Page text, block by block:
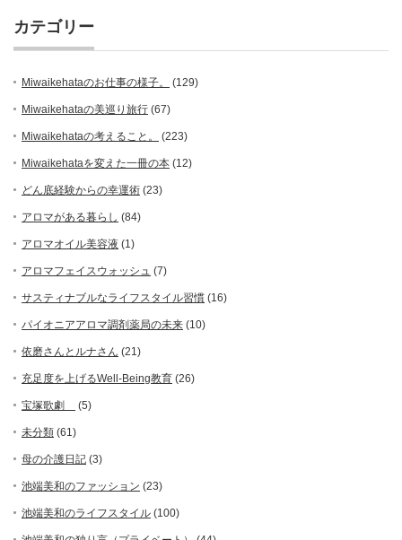
カテゴリー
Miwaikehataのお仕事の様子。 (129)
Miwaikehataの美巡り旅行 (67)
Miwaikehataの考えること。 (223)
Miwaikehataを変えた一冊の本 (12)
どん底経験からの幸運術 (23)
アロマがある暮らし (84)
アロマオイル美容液 (1)
アロマフェイスウォッシュ (7)
サスティナブルなライフスタイル習慣 (16)
パイオニアアロマ調剤薬局の未来 (10)
依磨さんとルナさん (21)
充足度を上げるWell-Being教育 (26)
宝塚歌劇 (5)
未分類 (61)
母の介護日記 (3)
池端美和のファッション (23)
池端美和のライフスタイル (100)